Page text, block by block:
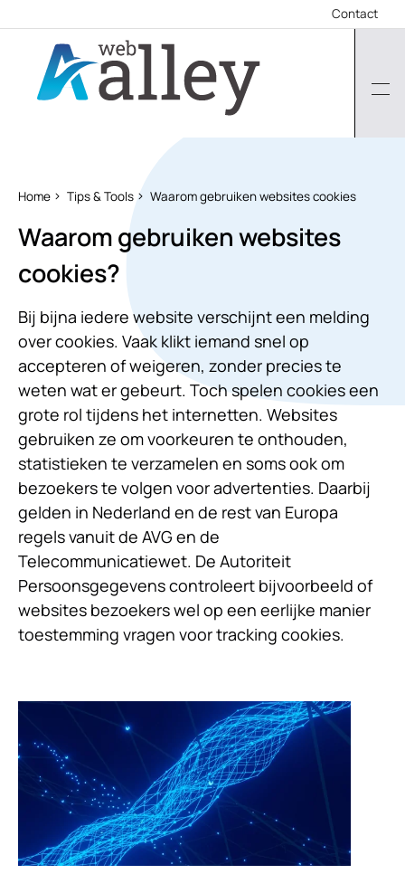
Contact
Home Tips & Tools Waarom gebruiken websites cookies
Waarom gebruiken websites
cookies?
Bij bijna iedere website verschijnt een melding
over cookies. Vaak klikt iemand snel op
accepteren of weigeren, zonder precies te
weten wat er gebeurt. Toch spelen cookies een
grote rol tijdens het internetten. Websites
gebruiken ze om voorkeuren te onthouden,
statistieken te verzamelen en soms ook om
bezoekers te volgen voor advertenties. Daarbij
gelden in Nederland en de rest van Europa
regels vanuit de AVG en de
Telecommunicatiewet. De Autoriteit
Persoonsgegevens controleert bijvoorbeeld of
websites bezoekers wel op een eerlijke manier
toestemming vragen voor tracking cookies.